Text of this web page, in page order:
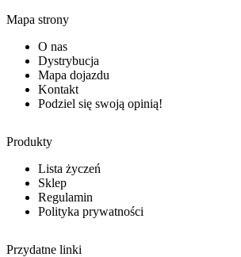
Mapa strony
O nas
Dystrybucja
Mapa dojazdu
Kontakt
Podziel się swoją opinią!
Produkty
Lista życzeń
Sklep
Regulamin
Polityka prywatności
Przydatne linki